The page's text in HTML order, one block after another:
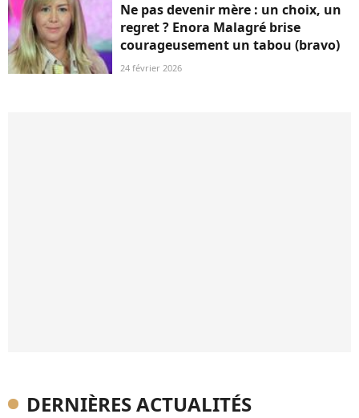
Ne pas devenir mère : un choix, un
regret ? Enora Malagré brise
courageusement un tabou (bravo)
24 février 2026
DERNIÈRES ACTUALITÉS